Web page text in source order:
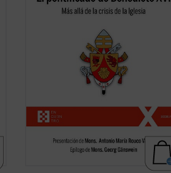
de Joseph Ratzinger como papa, a la vez
que señala algunas claves
interpretativas que ...